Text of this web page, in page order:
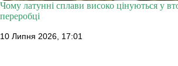
Чому латунні сплави високо цінуються у
переробці
10 Липня 2026, 17:01